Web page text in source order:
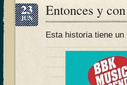
23
JUN Entonces y
Esta historia tiene un